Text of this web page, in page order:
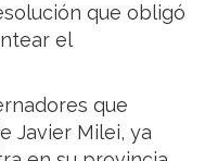
que obligó
el